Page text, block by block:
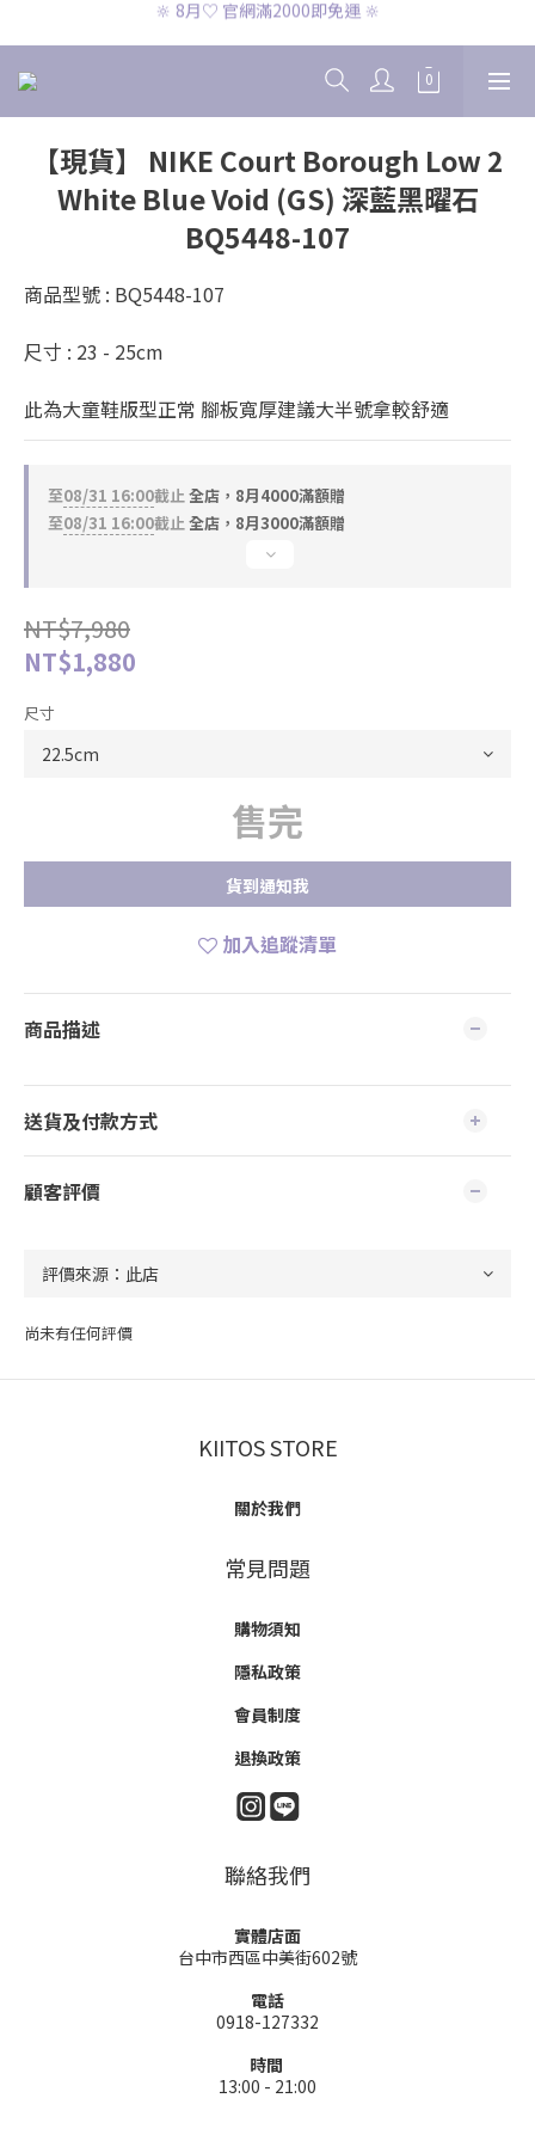
🔆 8月♡ CK兩件免運 🔆
🔆 8月♡ CK兩件免運 🔆
【現貨】 NIKE Court Borough Low 2
White Blue Void (GS) 深藍黑曜石
BQ5448-107
商品型號 : BQ5448-107
尺寸 : 23 - 25cm
此為大童鞋版型正常 腳板寬厚建議大半號拿較舒適
至08/31 16:00截止全店，8月4000滿額贈
至08/31 16:00截止全店，8月3000滿額贈
NT$7,980
NT$1,880
尺寸
售完
貨到通知我
加入追蹤清單
商品描述
送貨及付款方式
顧客評價
尚未有任何評價
KIITOS STORE
關於我們
常見問題
購物須知
隱私政策
會員制度
退換政策
聯絡我們
實體店面
台中市西區中美街602號
電話
0918-127332
時間
13:00 - 21:00